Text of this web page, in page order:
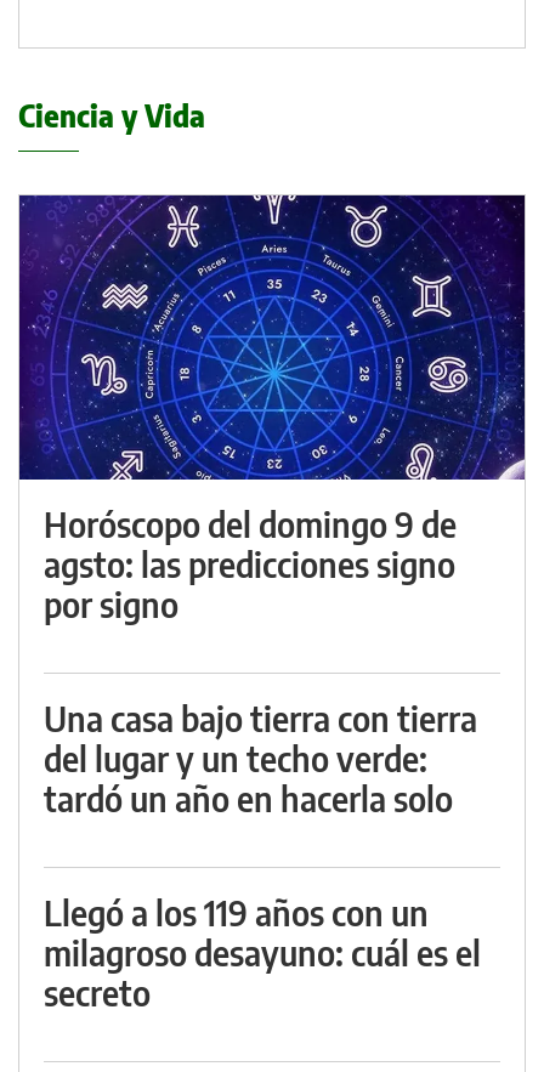
Ciencia y Vida
Horóscopo del domingo 9 de
agsto: las predicciones signo
por signo
Una casa bajo tierra con tierra
del lugar y un techo verde:
tardó un año en hacerla solo
Llegó a los 119 años con un
milagroso desayuno: cuál es el
secreto